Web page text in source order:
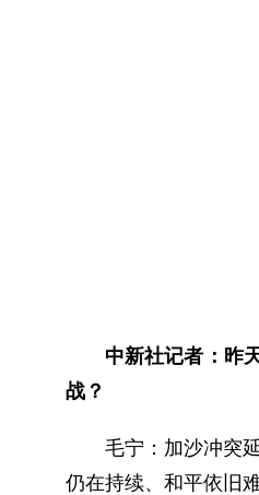
中新社记者：昨
战？
毛宁： 加沙冲突
仍在持续、和平依旧